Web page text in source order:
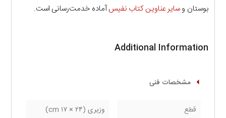
بوستان وسایر عناوین کتاب نفیسآماده خدمت‌رسانی است.
Additional Information
مشخصات فنی
قطع وزیری (۲۴ × ۱۷ cm)